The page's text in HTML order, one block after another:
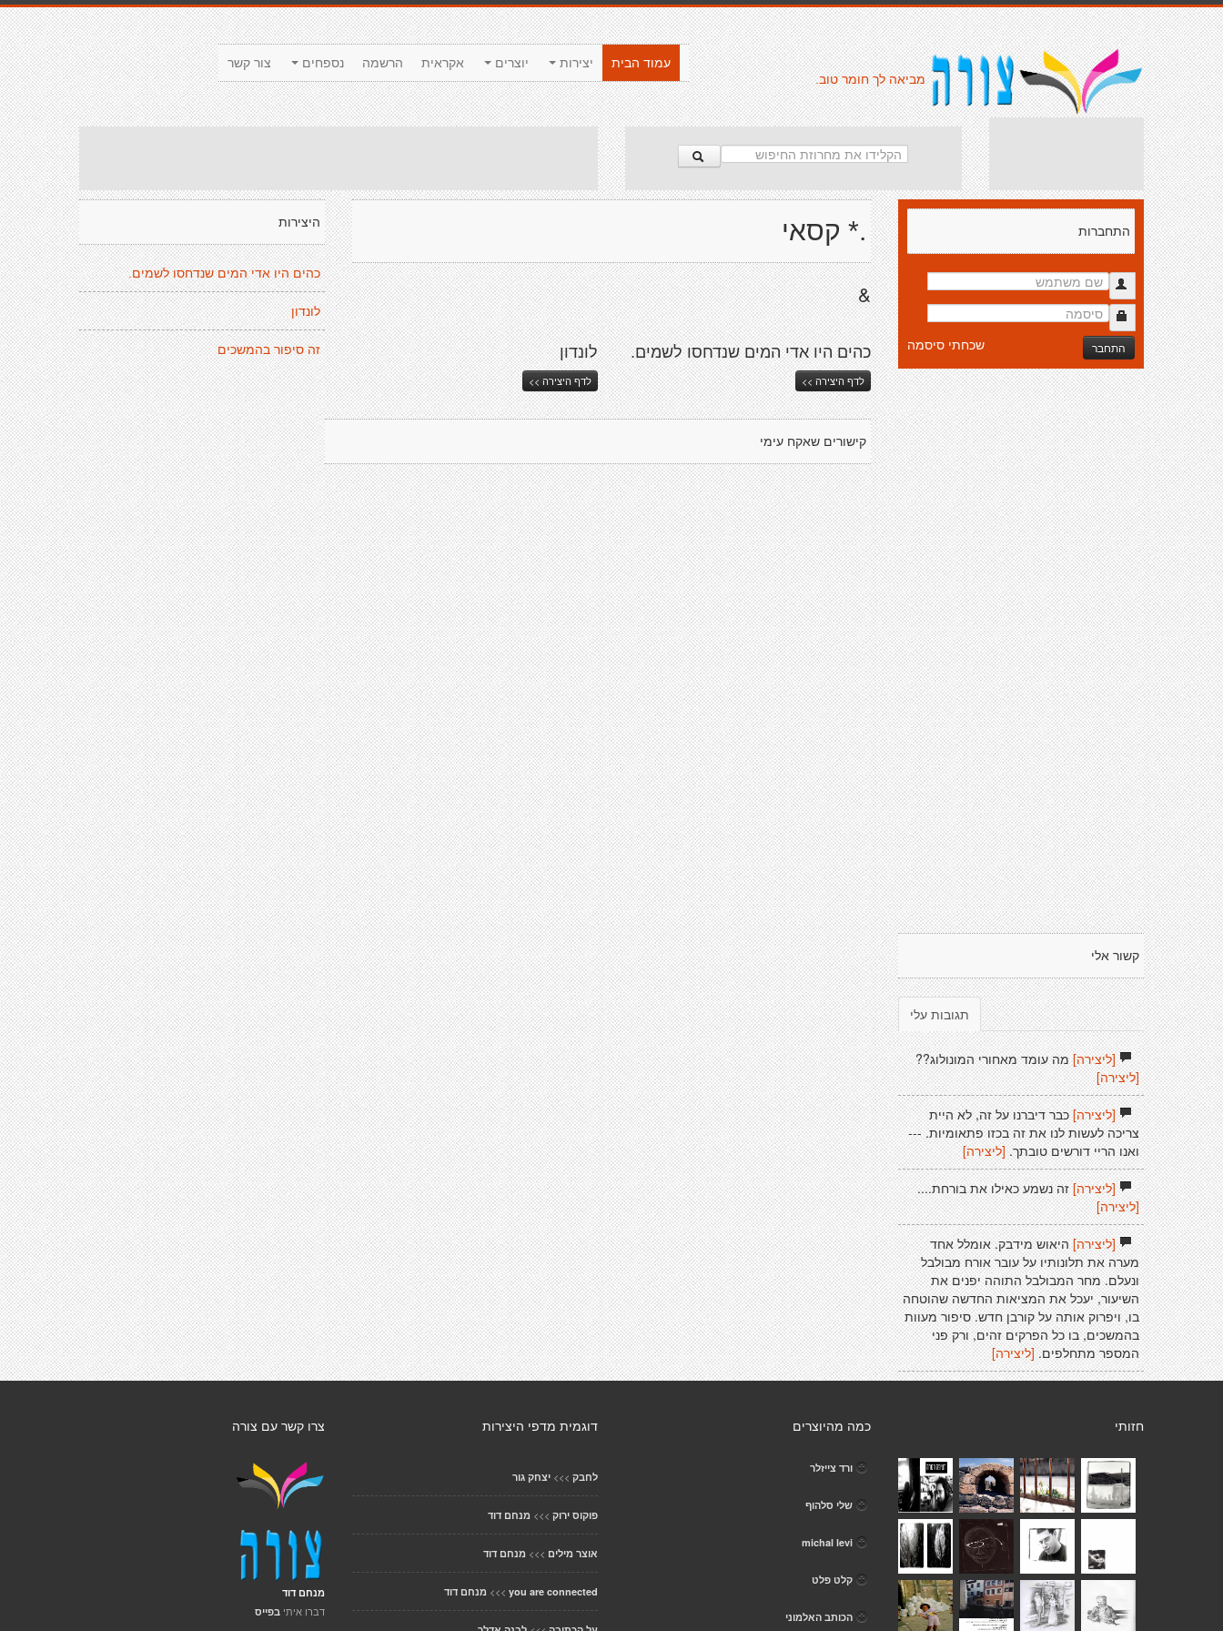
צור קשר נספחים הרשמה אקראית יוצרים יצירות
עמוד הבית
מביאה לך חומר טוב.
היצירות
כהים היו אדי המים שנדחסו לשמים.
לונדון
זה סיפור בהמשכים
.* קסאי
&
לונדון
לדף היצירה >>
כהים היו אדי המים שנדחסו לשמים.
לדף היצירה >>
קישורים שאקח עימי
התחברות
התחבר שכחתי סיסמה
קשור אלי
תגובות עלי
[ליצירה]מה עומד מאחורי המונולוג??
[ליצירה]
[ליצירה]כבר דיברנו על זה, לא היית
צריכה לעשות לנו את זה בכזו פתאומיות. ---
ואנו הריי דורשים טובתך. [ליצירה]
[ליצירה]זה נשמע כאילו את בורחת....
[ליצירה]
[ליצירה]היאוש מידבק. אומלל אחד
מערה את תלונותיו על עובר אורח מבולבל
ונעלם. מחר המבולבל התוהה יפנים את
השיעור, יעכל את המציאות החדשה שהוטחה
בו, ויפרוק אותה על קורבן חדש. סיפור מעוות
בהמשכים, בו כל הפרקים זהים, ורק פני
המספר מתחלפים. [ליצירה]
צרו קשר עם צורה
מנחם דוד
דברו איתי בפייס
דוגמית מדפי היצירות
לחבק >>> יצחק גור
פוקוס ירוק >>> מנחם דוד
אוצר מילים >>> מנחם דוד
you are connected
>>> מנחם דוד
כמה מהיוצרים
ורד צייזלר
שלי סלהוף
michal levi
קלט פלט
הכותב האלמוני
חזותי